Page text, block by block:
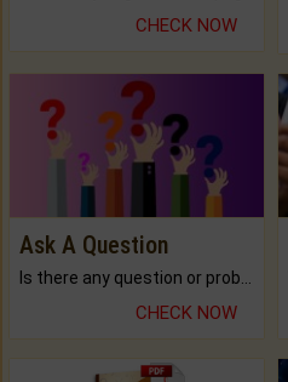
CHECK NOW
Ask A Question
Is there any question or problem lingering.
CHECK NOW